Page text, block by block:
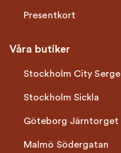
Presentkort
Våra butiker
Stockholm City Sergel
Stockholm Sickla
Göteborg Järntorget
Malmö Södergatan